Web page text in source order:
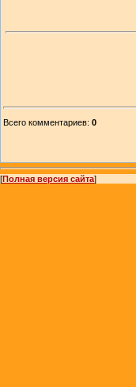
Всего комментариев: 0
[Полная версия сайта]